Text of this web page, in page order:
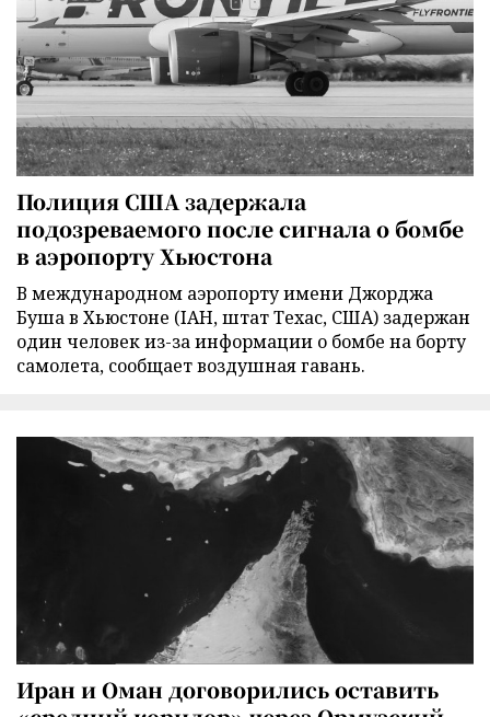
Полиция США задержала
подозреваемого после сигнала о бомбе
в аэропорту Хьюстона
В международном аэропорту имени Джорджа
Буша в Хьюстоне (IAH, штат Техас, США) задержан
один человек из-за информации о бомбе на борту
самолета, сообщает воздушная гавань.
Иран и Оман договорились оставить